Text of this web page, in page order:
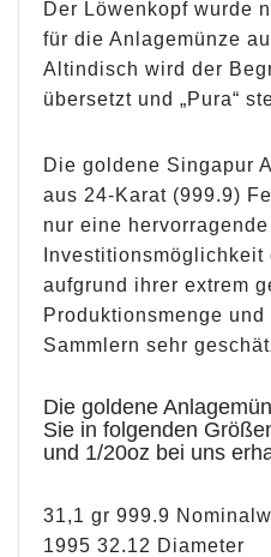
Der Löwenkopf wurde
für die Anlagemünze
Altindisch wird der
übersetzt und „Pura“
Die goldene Singapur
aus 24-Karat (999.9)
nur eine hervorragende
aufgrund ihrer extrem
Produktionsmenge
Sammlern sehr
Die goldene
Sie in folgenden
und 1/20oz bei uns
31,1 gr 999.9
1995 32.12 Diameter